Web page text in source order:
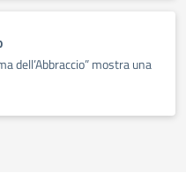
dell’Abbraccio” mostra una